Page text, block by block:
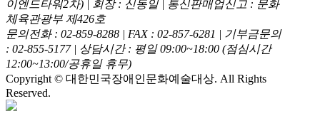
이엔드타워2차) | 회장 : 신동일| 통신판매업신고 : 문화
체육관광부 제426호
문의전화 : 02-859-8288 | FAX : 02-857-6281 | 기부금문의
: 02-855-5177| 상담시간 : 평일 09:00~18:00 (점심시간
12:00~13:00/공휴일 휴무)
Copyright © 대한민국장애인문화예술대상. All Rights
Reserved.